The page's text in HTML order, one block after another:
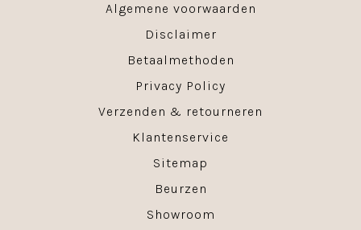
Algemene voorwaarden
Disclaimer
Betaalmethoden
Privacy Policy
Verzenden & retourneren
Klantenservice
Sitemap
Beurzen
Showroom